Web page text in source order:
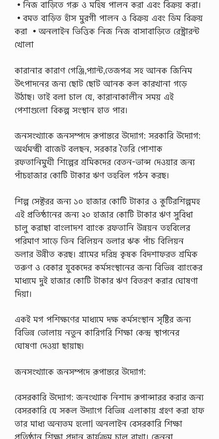
রা
জ
নৈ
তি
ব
র্ষে
ম
…
•নিজ বাড়িতে গরু ও মহিষ পালন করা এবং বিক্রয় করা।
•বমত বাড়িত হাঁস মুরগী পালন ও বিক্রয় এবং ডিম বিক্রয়
করা •অনলাইন ভিত্তিক নিজ নিজ বাসাবাড়িতে রেস্ট্রারন্ট
খােলা
কারানার কারাণ গেঞ্জি,প্যান্ট,তেজপত্র সহ আনক জিনিম
উৎপাদনের জন্য ছােট ছােট আনক কল কারখানা গড়ে
উঠাছ। তাই বলা চাল যে, কারানাকালীন সময় এই
পেশাগুলাে বিকল্প সংস্থান হাত পার।
জনসংখ্যাকে জনসম্পদে রূপান্তরে উদ্যোগ: সরকারি উদ্যোগ:
অর্থমন্ত্ৰী বাজেট বলছন, সরকার তৈরি পােশাক
রফতানিমুখী শিল্পের শ্রমিকদের বেতন-ভান্স দেওয়ার জন্য
পাঁচহাজার কোটি টাকার ঋণ তহবিল গঠন করছ।
শিল্প সেক্টরর জন্য ১০ হাজার কোটি টাকার ও কুটিরশিল্পমহ
এই প্রতিষ্ঠানের জন্য ২০ হাজার কোটি টাকার ঋণ সুবিধা
চালু করাছা বাংলাদশ ব্যাংক রফতানি উন্নয়ন তহবিলের
পরিমাণ সাড়ে তিন বিলিয়ন ডলার ঋক পাঁচ বিলিয়ন
ডলার উন্নীত করছ। গ্রামের দরিদ্র কৃষক বিদশাফরত শ্রমিক
তরুণ ও বেকার যুবকদের কর্মসংস্থানের জন্য বিভিন্ন ব্যাংকের
মাধ্যমে দুই হাজার কোটি টাকার ঋণ বিতরণ করার ঘােষণা
দিয়া।
একই মগ পশিক্ষণের মাধ্যমে দক্ষ কর্মসংস্থান সৃষ্টির জন্য
বিভিন্ন ভোলায় নতুন কারিগরি শিক্ষা কেন্দ্র স্থাপনের
ঘােষণা দেওয়া ছায়াছ৷
জনসংখ্যাকে জনসম্পদে রূপান্তরে উদ্যোগ:
বেসরকারি উদ্যোগ: জনংখ্যাক নিশাদ রূপান্সারর করার জন্য
বেসরকারি যে সকল উদ্যাগে বিভিন্ন এলাকায় গ্রহণ করা হাফ
তার মাধ্য অন্যতম হলাে| অনলাইন বেসরকারি শিক্ষা